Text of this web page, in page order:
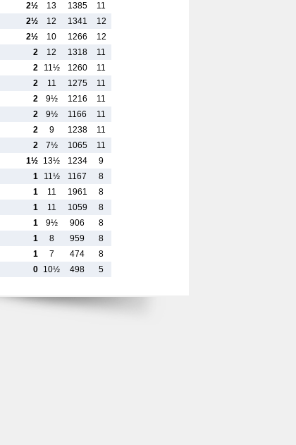
2½ 13 1385
11
2½ 12 1341
12
2½ 10 1266
12
2 12 1318
11
2 11½ 1260
11
2 11 1275
11
2 9½ 1216
11
2 9½ 1166
11
2 9 1238
11
2 7½ 1065
11
1½ 13½ 1234
9
1 11½ 1167
8
1 11 1961
8
1 11 1059
8
1 9½ 906
8
1 8 959
8
1 7 474
8
0 10½ 498 5